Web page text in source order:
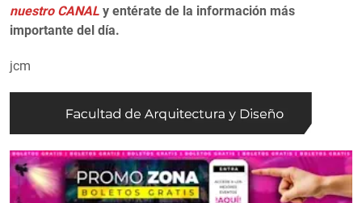
nuestro CANAL y entérate de la información más
importante del día.
jcm